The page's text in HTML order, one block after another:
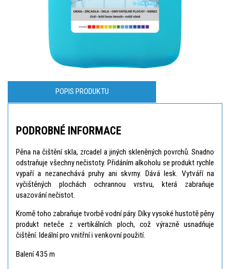
POPIS PRODUKTU
PODROBNÉ INFORMACE
Pěna na čištění skla, zrcadel a jiných skleněných povrchů. Snadno
odstraňuje všechny nečistoty. Přidáním alkoholu se produkt rychle
vypaří a nezanechává pruhy ani skvrny. Dává lesk. Vytváří na
vyčištěných plochách ochrannou vrstvu, která zabraňuje
usazování nečistot.
Kromě toho zabraňuje tvorbě vodní páry. Díky vysoké hustotě pěny
produkt neteče z vertikálních ploch, což výrazně usnadňuje
čištění. Ideální pro vnitřní i venkovní použití.
Balení 435 m